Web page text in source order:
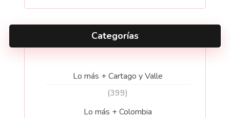
Categorías
Lo más + Cartago y Valle
(399)
Lo más + Colombia